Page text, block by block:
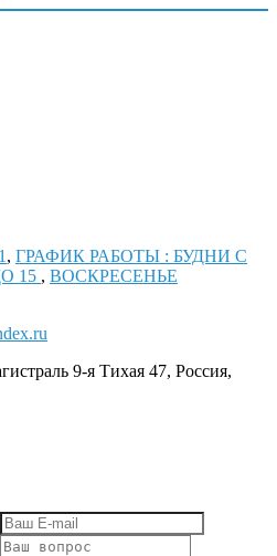
, ГРАФИК РАБОТЫ : БУДНИ С
15 , ВОСКРЕСЕНЬЕ
9-я Тихая 47, Россия,